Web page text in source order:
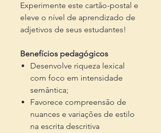
Experimente este cartão-postal e
eleve o nível de aprendizado de
adjetivos de seus estudantes!
Benefícios pedagógicos
Desenvolve riqueza lexical
com foco em intensidade
semântica;
Favorece compreensão de
nuances e variações de estilo
na escrita descritiva